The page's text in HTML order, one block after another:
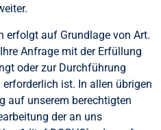
erfolgt auf Grundlage von Art.
Anfrage mit der Erfüllung
oder zur Durchführung
ist. In allen übrigen
auf unserem berechtigten
der an uns